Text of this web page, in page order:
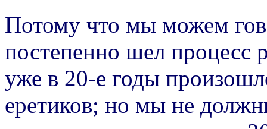
Потому что мы можем
постепенно шел процесс
уже в 20-е годы
еретиков; но мы не